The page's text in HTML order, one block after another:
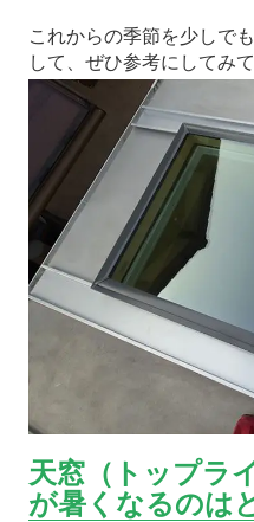
これからの季節を少しで
して、ぜひ参考にしてみ
天窓（トップラ
が暑くなるのは